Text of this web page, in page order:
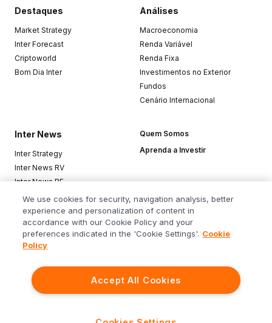
Siga o Inter
Destaques
Market Strategy
Inter Forecast
Criptoworld
Bom Dia Inter
Análises
Macroeconomia
Renda Variável
Renda Fixa
Investimentos no Exterior
Fundos
Cenário Internacional
Inter News
Inter Strategy
Inter News RV
Inter News RF
Top Funds
Quem Somos
Aprenda a Investir
Baixe o app
We use cookies for security, navigation analysis, better
experience and personalization of content in
accordance with our Cookie Policy and your
preferences indicated in the 'Cookie Settings'. Cookie
Policy
Accept All Cookies